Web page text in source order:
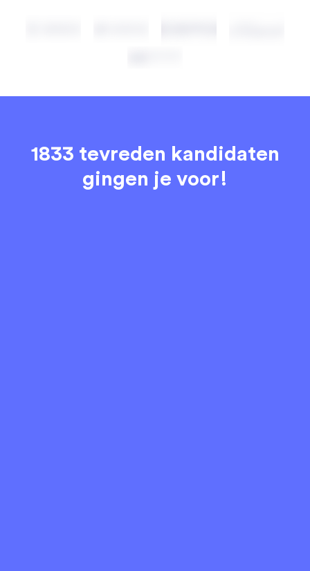
1833 tevreden kandidaten
gingen je voor!